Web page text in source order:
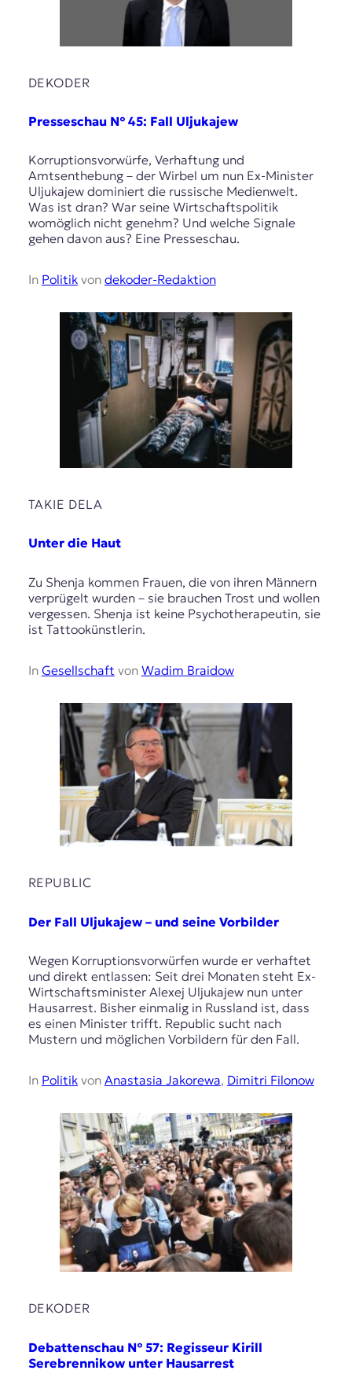
DEKODER
Presseschau № 45: Fall Uljukajew
Korruptionsvorwürfe, Verhaftung und
Amtsenthebung – der Wirbel um nun Ex-Minister
Uljukajew dominiert die russische Medienwelt.
Was ist dran? War seine Wirtschaftspolitik
womöglich nicht genehm? Und welche Signale
gehen davon aus? Eine Presseschau.
In Politikvon dekoder-Redaktion
TAKIE DELA
Unter die Haut
Zu Shenja kommen Frauen, die von ihren Männern
verprügelt wurden – sie brauchen Trost und wollen
vergessen. Shenja ist keine Psychotherapeutin, sie
ist Tattookünstlerin.
In Gesellschaft von Wadim Braidow
REPUBLIC
Der Fall Uljukajew – und seine Vorbilder
Wegen Korruptionsvorwürfen wurde er verhaftet
und direkt entlassen: Seit drei Monaten steht Ex-
Wirtschaftsminister Alexej Uljukajew nun unter
Hausarrest. Bisher einmalig in Russland ist, dass
es einen Minister trifft. Republic sucht nach
Mustern und möglichen Vorbildern für den Fall.
In Politikvon Anastasia Jakorewa, Dimitri Filonow
DEKODER
Debattenschau № 57: Regisseur Kirill
Serebrennikow unter Hausarrest